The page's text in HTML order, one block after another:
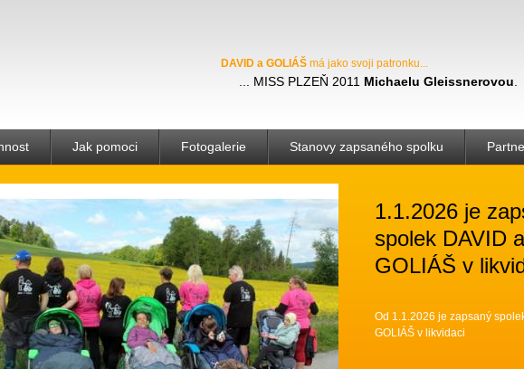
DAVID a GOLIÁŠ má jako svoji patronku
MISS PLZEŇ 2011 Michaelu Gleissnerovou
Jak pomoci Fotogalerie Stanovy zapsaného spolku
1.1.2026 je
spolek DAVID a
GOLIÁŠ v
Od 1.1.2026 je zapsaný
GOLIÁŠ v likvidaci